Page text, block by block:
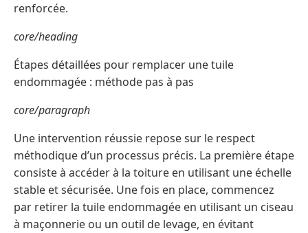
renforcée.
core/heading
Étapes détaillées pour remplacer une tuile
endommagée : méthode pas à pas
core/paragraph
Une intervention réussie repose sur le respect
méthodique d’un processus précis. La première étape
consiste à accéder à la toiture en utilisant une échelle
stable et sécurisée. Une fois en place, commencez
par retirer la tuile endommagée en utilisant un ciseau
à maçonnerie ou un outil de levage, en évitant